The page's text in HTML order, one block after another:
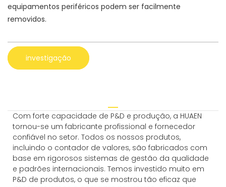
equipamentos periféricos podem ser facilmente
removidos.
investigação
Com forte capacidade de P&D e produção, a HUAEN
tornou-se um fabricante profissional e fornecedor
confiável no setor. Todos os nossos produtos,
incluindo o contador de valores, são fabricados com
base em rigorosos sistemas de gestão da qualidade
e padrões internacionais. Temos investido muito em
P&D de produtos, o que se mostrou tão eficaz que